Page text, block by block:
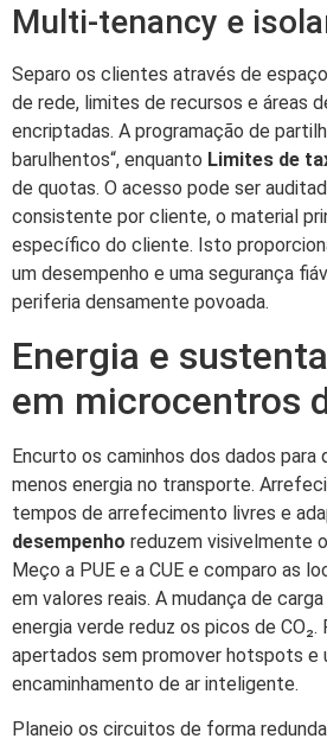
Multi-tenancy e
Separo os clientes através de
de rede, limites de recursos e áreas
encriptadas. A programação de
barulhentos“, enquanto Limites de
de quotas. O acesso pode ser
consistente por cliente, o material
específico do cliente. Isto
um desempenho e uma segurança
periferia densamente povoada.
Energia e
em microcentros
Encurto os caminhos dos dados para
menos energia no transporte.
tempos de arrefecimento livres e
desempenho reduzem visivelmente
Meço a PUE e a CUE e comparo as
em valores reais. A mudança de
energia verde reduz os picos de CO₂.
apertados sem promover hotspots e
encaminhamento de ar inteligente.
Planeio os circuitos de forma